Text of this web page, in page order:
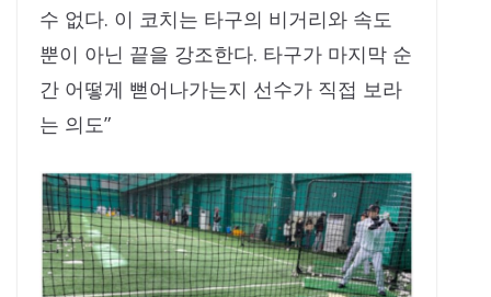
수 없다. 이 코치는 타구의 비거리와 속도
뿐이 아닌 끝을 강조한다. 타구가 마지막 순
간 어떻게 뻗어나가는지 선수가 직접 보라
는 의도”